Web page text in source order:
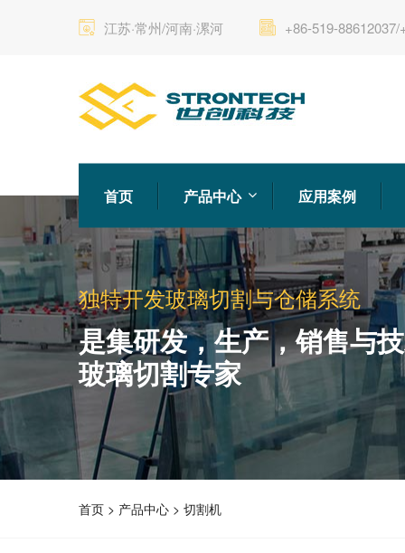
江苏·常州/河南·漯河 +86-519-
首页 产品中心 应用案例
独特开发玻璃切割与仓储系统
是集研发，生产，销售与
玻璃切割专家
首页 > 产品中心 > 切割机